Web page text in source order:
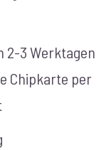
2-3 Werktagen
Chipkarte per